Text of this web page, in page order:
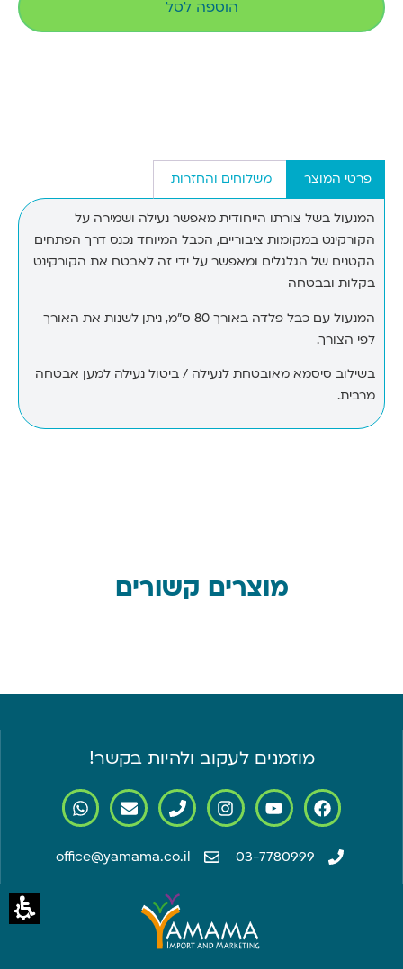
הוספה לסל
פרטי המוצר משלוחים והחזרות
המנעול בשל צורתו הייחודית מאפשר נעילה ושמירה על
הקורקינט במקומות ציבוריים, הכבל המיוחד נכנס דרך הפתחים
הקטנים של הגלגלים ומאפשר על ידי זה לאבטח את הקורקינט
בקלות ובבטחה
המנעול עם כבל פלדה באורך 80 ס”מ, ניתן לשנות את האורך
לפי הצורך.
בשילוב סיסמא מאובטחת לנעילה / ביטול נעילה למען אבטחה
מרבית.
מוצרים קשורים
מוזמנים לעקוב ולהיות בקשר!
03-7780999
office@yamama.co.il